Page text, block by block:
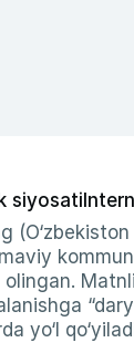
siyosati
yo‘l